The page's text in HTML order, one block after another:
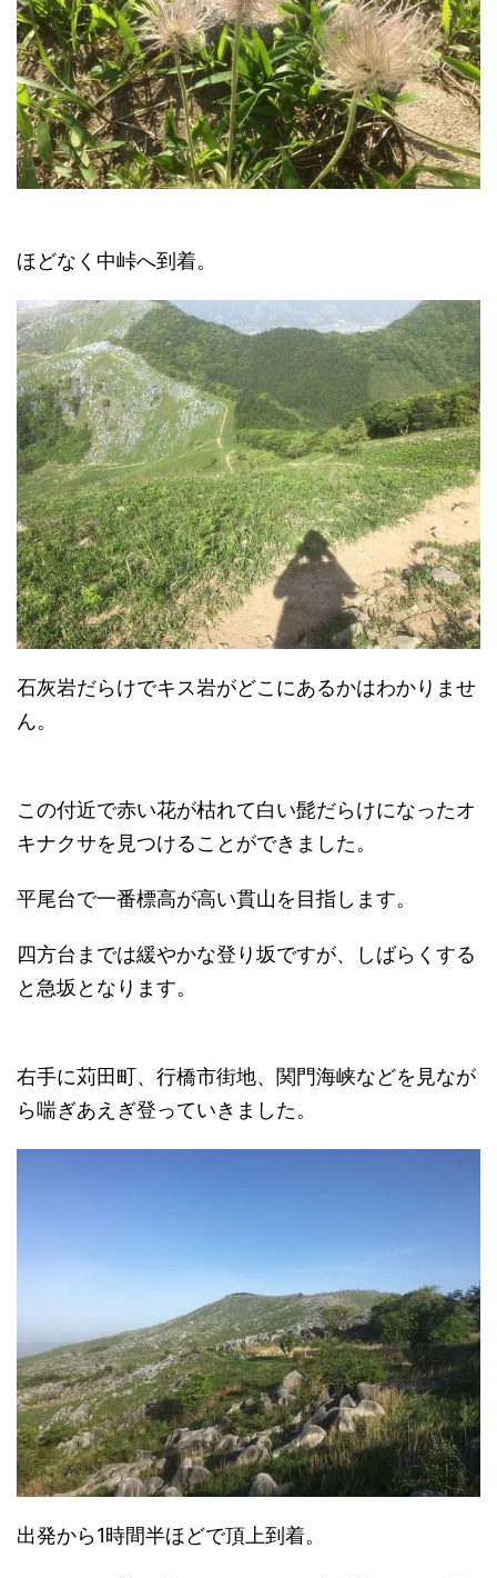
ほどなく中峠へ到着。
石灰岩だらけでキス岩がどこにあるかはわかりませ
ん。
この付近で赤い花が枯れて白い髭だらけになったオ
キナクサを見つけることができました。
平尾台で一番標高が高い貫山を目指します。
四方台までは緩やかな登り坂ですが、しばらくする
と急坂となります。
右手に苅田町、行橋市街地、関門海峡などを見なが
ら喘ぎあえぎ登っていきました。
出発から1時間半ほどで頂上到着。